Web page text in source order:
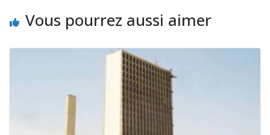
Vous pourrez aussi aimer